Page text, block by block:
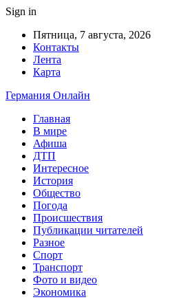
Sign in
Пятница, 7 августа, 2026
Контакты
Лента
Карта
Германия Онлайн
Главная
В мире
Афиша
ДТП
Интересное
История
Общество
Погода
Происшествия
Публикации читателей
Разное
Спорт
Транспорт
Фото и видео
Экономика